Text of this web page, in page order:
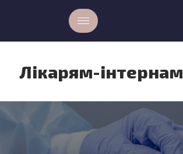
Лікарям-інтернам